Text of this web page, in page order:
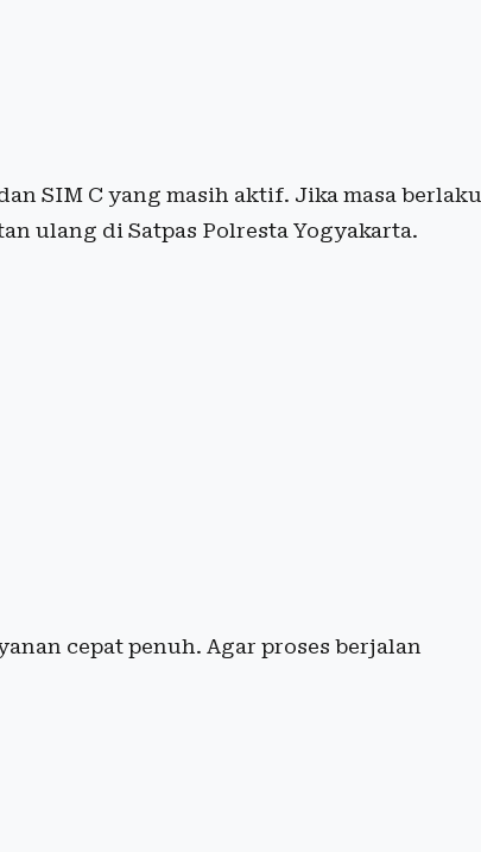
SIM C yang masih aktif. Jika masa berlaku
ulang di Satpas Polresta Yogyakarta.
cepat penuh. Agar proses berjalan